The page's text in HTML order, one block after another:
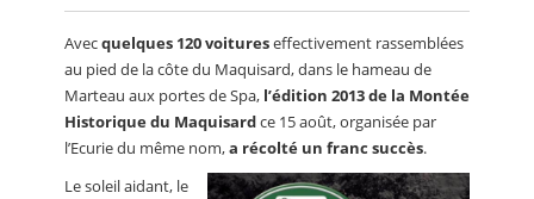
Avecquelques 120 voitureseffectivement rassemblées
au pied de la côte du Maquisard, dans le hameau de
Marteau aux portes de Spa, l’édition 2013 de la Montée
Historique du Maquisardce 15 août, organisée par
l’Ecurie du même nom,a récolté un franc succès.
Le soleil aidant, le